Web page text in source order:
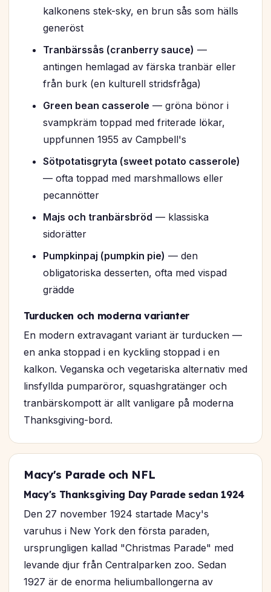
kalkonens stek-sky, en brun sås som hälls
generöst
Tranbärssås (cranberry sauce) —
antingen hemlagad av färska tranbär eller
från burk (en kulturell stridsfråga)
Green bean casserole — gröna bönor i
svampkräm toppad med friterade lökar,
uppfunnen 1955 av Campbell's
Sötpotatisgryta (sweet potato casserole)
— ofta toppad med marshmallows eller
pecannötter
Majs och tranbärsbröd — klassiska
sidorätter
Pumpkinpaj (pumpkin pie) — den
obligatoriska desserten, ofta med vispad
grädde
Turducken och moderna varianter
En modern extravagant variant är turducken —
en anka stoppad i en kyckling stoppad i en
kalkon. Veganska och vegetariska alternativ med
linsfyllda pumparöror, squashgratänger och
tranbärskompott är allt vanligare på moderna
Thanksgiving-bord.
Macy's Parade och NFL
Macy's Thanksgiving Day Parade sedan 1924
Den 27 november 1924 startade Macy's
varuhus i New York den första paraden,
ursprungligen kallad "Christmas Parade" med
levande djur från Centralparken zoo. Sedan
1927 är de enorma heliumballongerna av